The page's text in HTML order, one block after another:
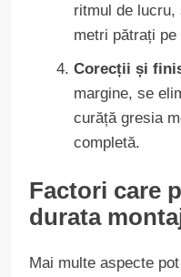
ritmul de
metri pătrați pe
Corecții și
margine, se
curăță gresia
completă.
Factori care
durata
Mai multe aspecte